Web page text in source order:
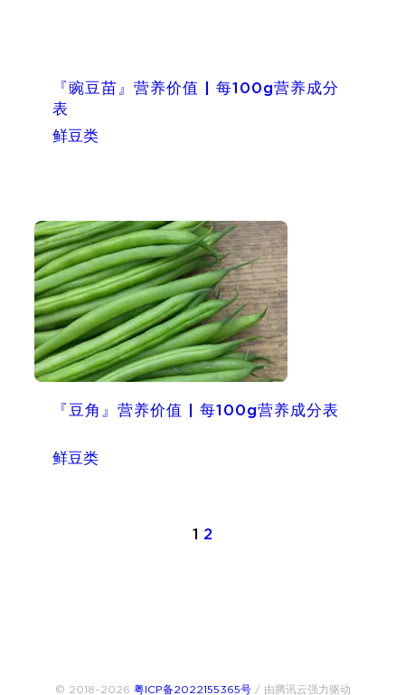
『豌豆苗』营养价值 | 每100g营养成分
表
鲜豆类
『豆角』营养价值 | 每100g营养成分表
鲜豆类
1 2
© 2018~2026 粤ICP备2022155365号/ 由腾讯云强力驱动